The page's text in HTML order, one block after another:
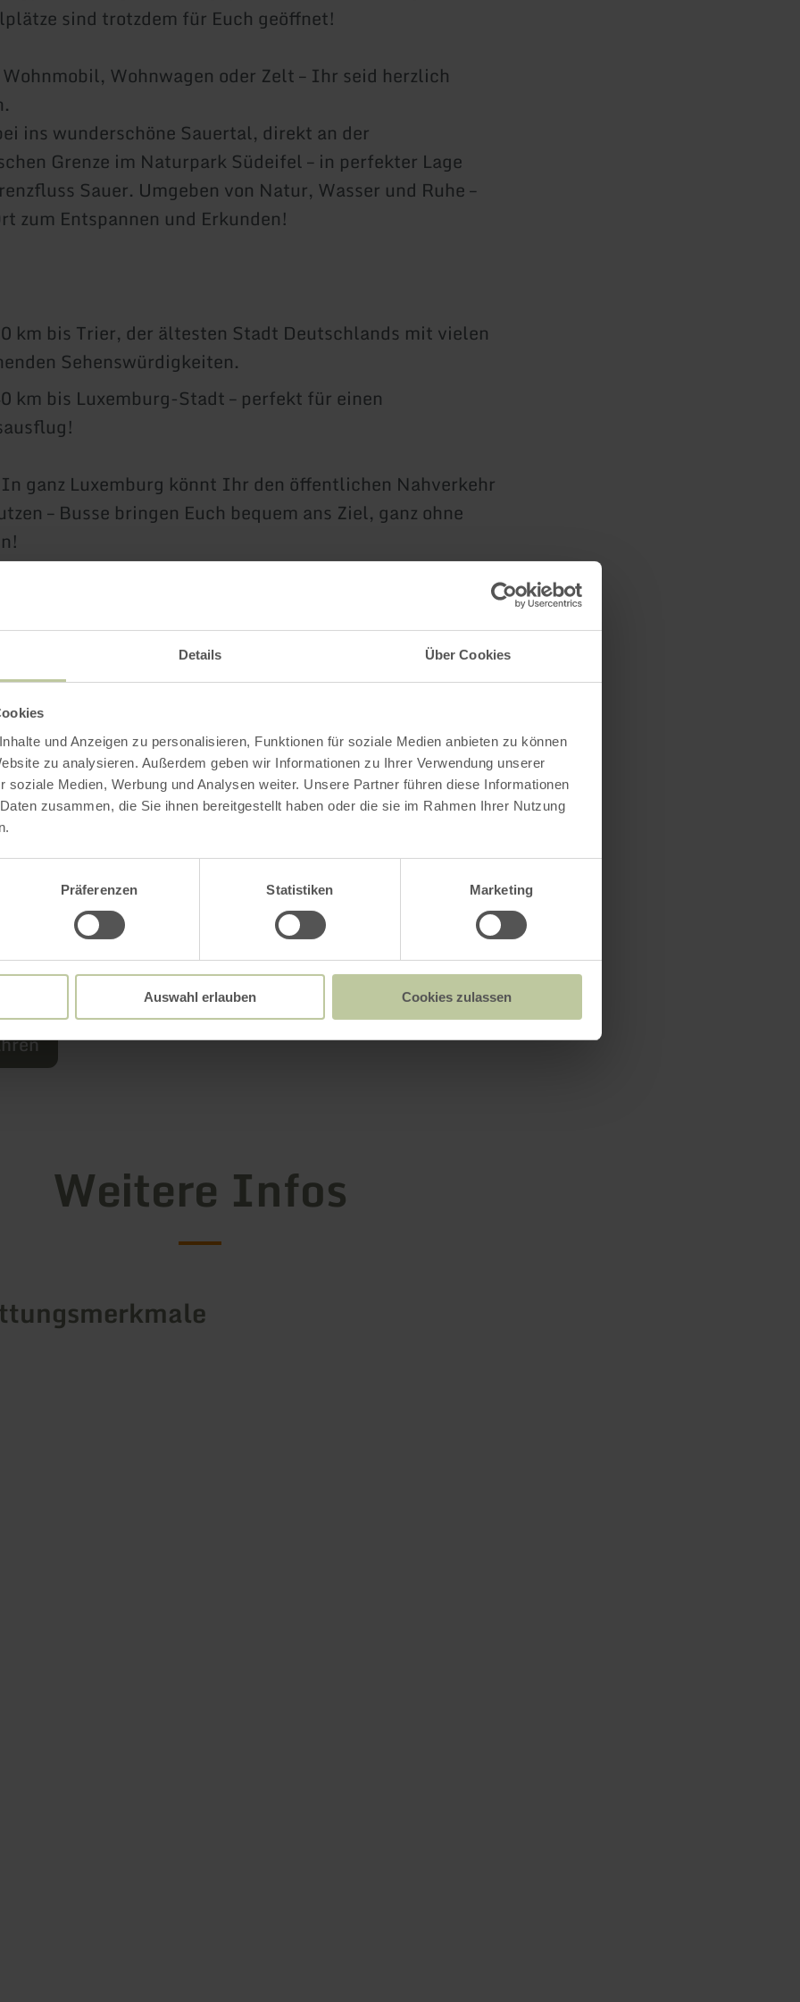
Details Über Cookies
und Anzeigen zu personalisieren, Funktionen für soziale Medien anbieten zu können
zu analysieren. Außerdem geben wir Informationen zu Ihrer Verwendung unserer
soziale Medien, Werbung und Analysen weiter. Unsere Partner führen diese Informationen
zusammen, die Sie ihnen bereitgestellt haben oder die sie im Rahmen Ihrer Nutzung
Präferenzen Statistiken Marketing
Auswahl erlauben Cookies zulassen
sind trotzdem für Euch geöffnet!
Wohnwagen oder Zelt – Ihr seid herzlich
ins wunderschöne Sauertal, direkt an der
Grenze im Naturpark Südeifel – in perfekter Lage
Sauer. Umgeben von Natur, Wasser und Ruhe –
zum Entspannen und Erkunden!
km bis Trier, der ältesten Stadt Deutschlands mit vielen
Sehenswürdigkeiten.
km bis Luxemburg-Stadt – perfekt für einen
ganz Luxemburg könnt Ihr den öffentlichen Nahverkehr
– Busse bringen Euch bequem ans Ziel, ganz ohne
in traumhafter Flusslage – wir freuen uns auf Euch!
Zufahrt befindet sich in
Brückenstraße, Camping am Stausee.
bzw. hinter der Grenzbrücke.
Weitere Infos